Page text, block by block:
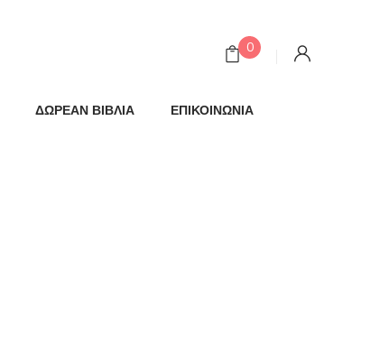
0
ΔΩΡΕΑΝ ΒΙΒΛΙΑ
ΕΠΙΚΟΙΝΩΝΙΑ